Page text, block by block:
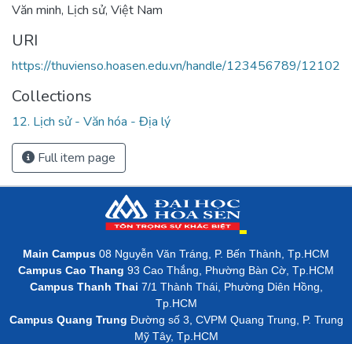
Văn minh, Lịch sử, Việt Nam
URI
https://thuvienso.hoasen.edu.vn/handle/123456789/12102
Collections
12. Lịch sử - Văn hóa - Địa lý
Full item page
Main Campus 08 Nguyễn Văn Tráng, P. Bến Thành, Tp.HCM
Campus Cao Thang 93 Cao Thắng, Phường Bàn Cờ, Tp.HCM
Campus Thanh Thai 7/1 Thành Thái, Phường Diên Hồng,
Tp.HCM
Campus Quang Trung Đường số 3, CVPM Quang Trung, P. Trung
Mỹ Tây, Tp.HCM